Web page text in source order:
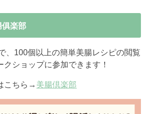
楽部
、100個以上の簡単美腸レシピの閲覧
ショップに参加できます！
こちら→ 美腸倶楽部